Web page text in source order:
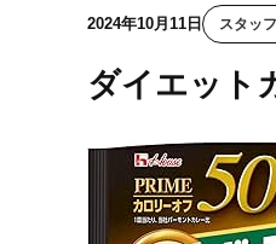
2024年10月11日 スタッ
ダイエット